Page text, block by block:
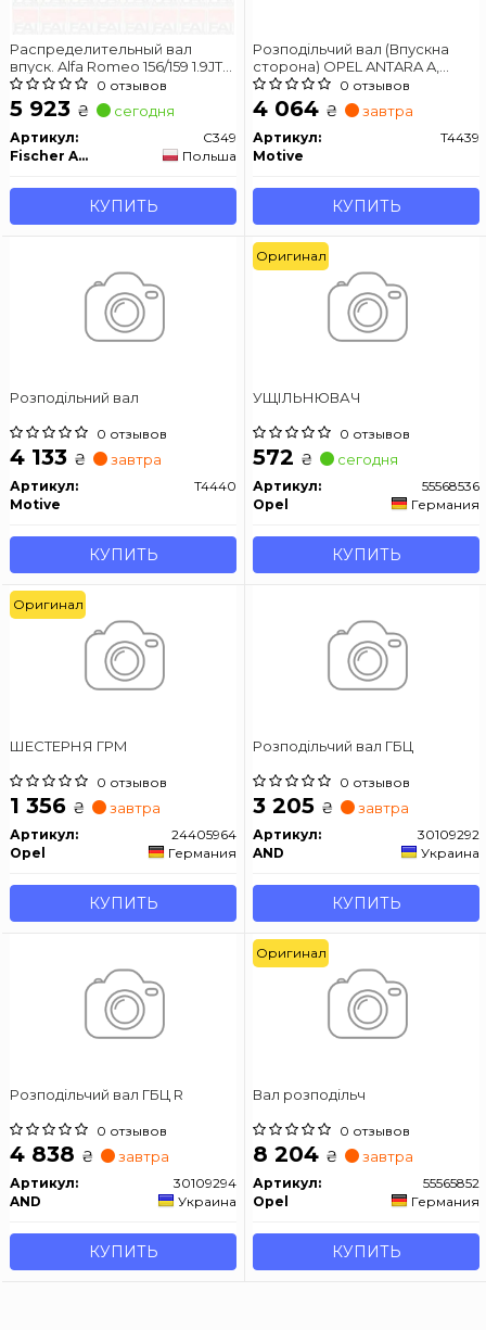
Распределительный вал
впуск. Alfa Romeo 156/159 1.9JTD
06- / Opel Astra H / Combo
2.0CDTi 12-
0 отзывов
5 923 ₴ сегодня
Артикул:
C349
Fischer Automotive One (FA1)
Польша
КУПИТЬ
Розподільчий вал (Впускна
сторона) OPEL ANTARA A,
CASCADA, GRANDLAND /
GRANDLAND X, GRANDLAND X,
INSIGNIA A, INSIGNIA A
COUNTRY, INSIGNIA B, INSIGNIA
B COUNTRY 2.0D 10.11-
0 отзывов
4 064 ₴ завтра
Артикул:
T4439
Motive
КУПИТЬ
Розподільний вал
0 отзывов
4 133 ₴ завтра
Артикул:
T4440
Motive
КУПИТЬ
УЩІЛЬНЮВАЧ
0 отзывов
572 ₴ сегодня
Артикул:
55568536
Opel
Германия
КУПИТЬ
Оригинал
ШЕСТЕРНЯ ГРМ
0 отзывов
1 356 ₴ завтра
Артикул:
24405964
Opel
Германия
КУПИТЬ
Оригинал
Розподiльчий вал ГБЦ
0 отзывов
3 205 ₴ завтра
Артикул:
30109292
AND
Украина
КУПИТЬ
Розподiльчий вал ГБЦ R
0 отзывов
4 838 ₴ завтра
Артикул:
30109294
AND
Украина
КУПИТЬ
Вал розподільч
0 отзывов
8 204 ₴ завтра
Артикул:
55565852
Opel
Германия
КУПИТЬ
Оригинал